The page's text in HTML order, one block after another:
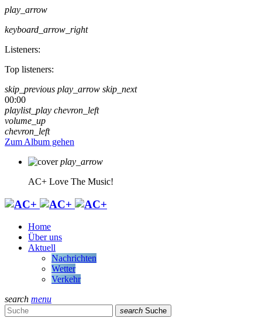
play_arrow
keyboard_arrow_right
Listeners:
Top listeners:
skip_previous play_arrow skip_next
00:00
playlist_play chevron_left
volume_up
chevron_left
Zum Album gehen
play_arrow
AC+ Love The Music!
Home
Über uns
Aktuell
Nachrichten
Wetter
Verkehr
search menu
search Suche